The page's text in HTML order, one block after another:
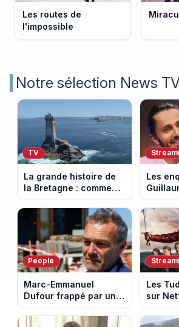
Les routes de
l'impossible
Notre sélection News
TV
La grande histoire de
la Bretagne : comment
les Bretons ont
défendu leur culture
au fil des décennies
Les
Breton
People
Marc-Emmanuel
Dufour frappé par un
terrible incendie : son
chalet part en fumée
Les
sur
série
son